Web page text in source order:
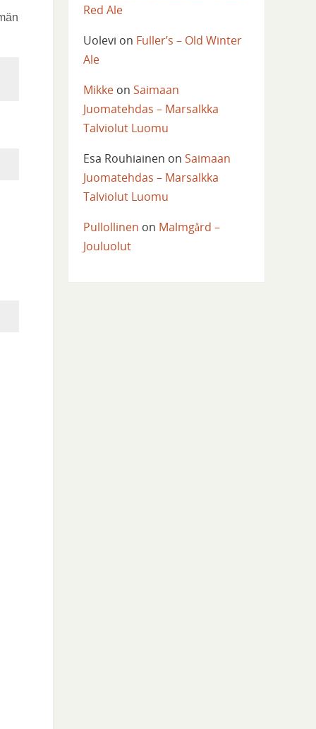
Red Ale
Uolevi on Fuller’s – Old Winter
Ale
Mikkeon Saimaan
Juomatehdas – Marsalkka
Talviolut Luomu
Esa Rouhiainen on Saimaan
Juomatehdas – Marsalkka
Talviolut Luomu
Pullollinen on Malmgård –
Jouluolut